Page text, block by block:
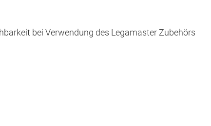
bei Verwendung des Legamaster Zubehörs